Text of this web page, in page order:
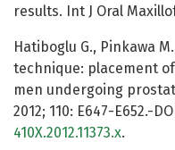
results. Int J Oral
Hatiboglu G., Pinkawa
technique: placement
men undergoing
2012; 110: E647-E652.-
410X.2012.11373.x.